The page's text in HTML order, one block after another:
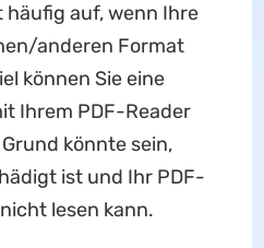
häufig auf, wenn Ihre
anderen Format
können Sie eine
Ihrem PDF-Reader
könnte sein,
ist und Ihr PDF-
lesen kann.